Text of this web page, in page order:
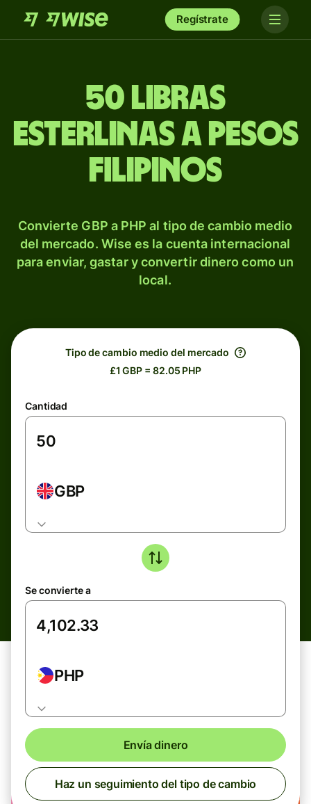
Regístrate
50 libras
esterlinas a pesos
filipinos
Convierte GBP a PHP al tipo de cambio medio
del mercado. Wise es la cuenta internacional
para enviar, gastar y convertir dinero como un
local.
Tipo de cambio medio del mercado
£1 GBP = 82.05 PHP
Cantidad
GBP
Se convierte a
PHP
Envía dinero
Haz un seguimiento del tipo de cambio